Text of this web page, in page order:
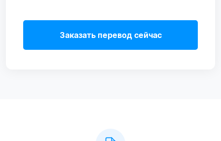
Заказать перевод сейчас